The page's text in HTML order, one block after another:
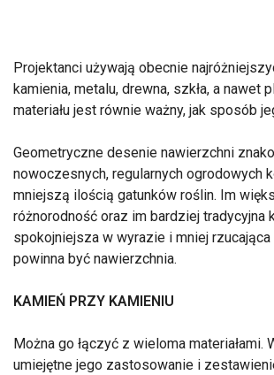
Projektanci używają obecnie
kamienia, metalu, drewna, szkła, a nawet
materiału jest równie ważny, jak sposób
Geometryczne desenie nawierzchni
nowoczesnych, regularnych ogrodowych
mniejszą ilością gatunków roślin. Im
różnorodność oraz im bardziej tradycyjna
spokojniejsza w wyrazie i mniej
powinna być nawierzchnia.
KAMIEŃ PRZY KAMIENIU
Można go łączyć z wieloma materiałami.
umiejętne jego zastosowanie i